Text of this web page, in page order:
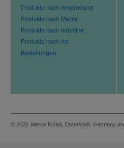
Produkte nach Anwendung
Produkte nach Marke
Produkte nach Industrie
Produkte nach Art
Bestellungen
© 2026 Merck KGaA, Darmstadt, Germany